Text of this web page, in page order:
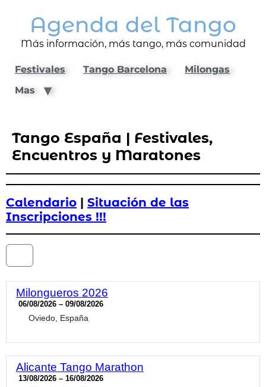
Agenda del Tango
Más información, más tango, más comunidad
Festivales Tango Barcelona
Milongas
Mas
Tango España | Festivales,
Encuentros y Maratones
Calendario | Situación de las
Inscripciones !!!
Milongueros 2026
06/08/2026 – 09/08/2026
Oviedo, España
Alicante Tango Marathon
13/08/2026 – 16/08/2026